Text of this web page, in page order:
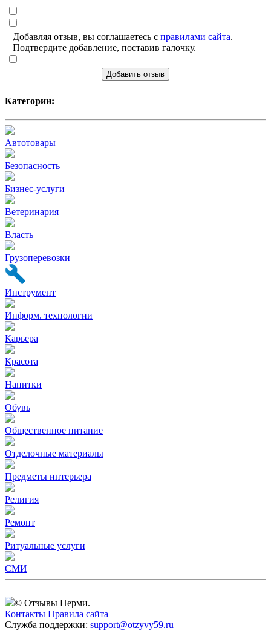
Добавляя отзыв, вы соглашаетесь с правилами сайта.
Подтвердите добавление, поставив галочку.
Добавить отзыв
Категории:
Автотовары
Безопасность
Бизнес-услуги
Ветеринария
Власть
Грузоперевозки
Инструмент
Информ. технологии
Карьера
Красота
Напитки
Обувь
Общественное питание
Отделочные материалы
Предметы интерьера
Религия
Ремонт
Ритуальные услуги
СМИ
© Отзывы Перми.
Контакты Правила сайта
Служба поддержки: support@otzyvy59.ru